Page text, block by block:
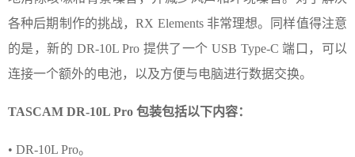
各种后期制作的挑战，RX Elements 非常理想。同样值得注意
的是，新的 DR-10L Pro 提供了一个 USB Type-C 端口，可以
连接一个额外的电池，以及方便与电脑进行数据交换。
TASCAM DR-10L Pro 包装包括以下内容：
• DR-10L Pro。